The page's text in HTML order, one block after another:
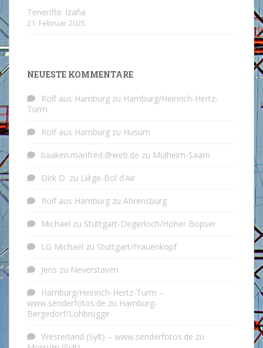
Teneriffa: Izaña
21. Februar 2025
NEUESTE KOMMENTARE
Rolf aus Hamburg zu Hamburg/Heinrich-Hertz-
Turm
Rolf aus Hamburg zu Husum
baaken.manfred.@web.de zu Mülheim-Saarn
Dirk D. zu Liège-Bol d’Air
Rolf aus Hamburg zu Ahrensburg
Michael zu Stuttgart-Degerloch/Hoher Bopser
LG Michael zu Stuttgart/Frauenkopf
Jens zu Neverstaven
Hamburg/Heinrich-Hertz-Turm –
www.senderfotos.de zu Hamburg-
Bergedorf/Lohbrügge
Westerland (Sylt) – www.senderfotos.de zu